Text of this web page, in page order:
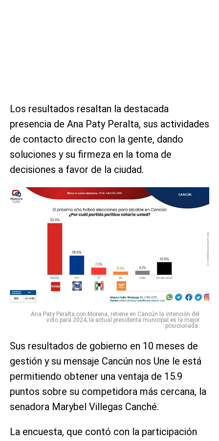
Los resultados resaltan la destacada
presencia de Ana Paty Peralta, sus actividades
de contacto directo con la gente, dando
soluciones y su firmeza en la toma de
decisiones a favor de la ciudad.
Ana Paty Peralta con Morena, retiene en Cancún la intención del
voto para 2024; la actual presidenta municipal es la mejor
posicionada.
Sus resultados de gobierno en 10 meses de
gestión y su mensaje Cancún nos Une le está
permitiendo obtener una ventaja de 15.9
puntos sobre su competidora más cercana, la
senadora Marybel Villegas Canché.
La encuesta, que contó con la participación